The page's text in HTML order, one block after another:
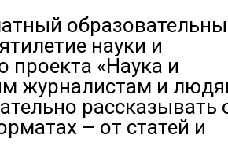
науки и
проекта «Наука и
журналистам и
рассказывать
– от статей и